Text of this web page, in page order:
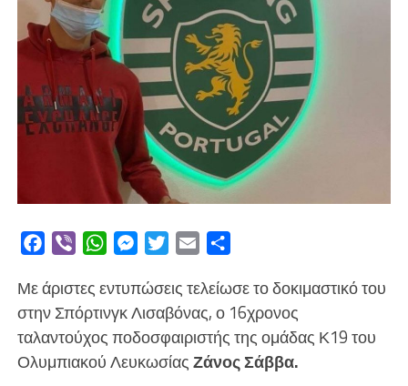
Facebook
Viber WhatsAppMessengerTwitterEmail
Με άριστες εντυπώσεις τελείωσε το δοκιμαστικό του
στην Σπόρτινγκ Λισαβόνας, ο 16χρονος
ταλαντούχος ποδοσφαιριστής της ομάδας Κ19 του
Ολυμπιακού ΛευκωσίαςΖάνος Σάββα.